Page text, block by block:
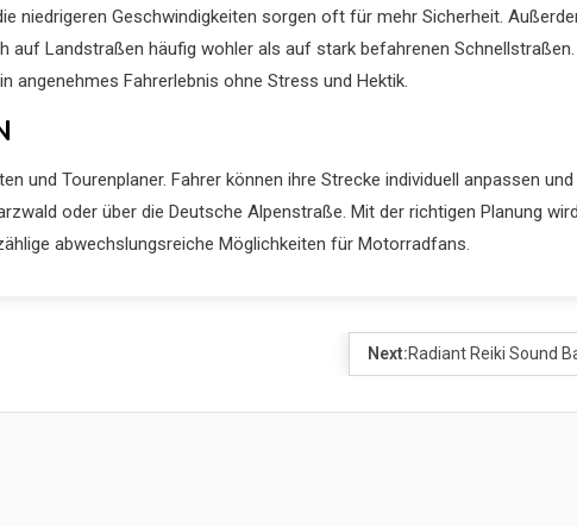
niedrigeren Geschwindigkeiten sorgen oft für mehr Sicherheit.
Landstraßen häufig wohler als auf stark befahrenen
angenehmes Fahrerlebnis ohne Stress und Hektik.
und Tourenplaner. Fahrer können ihre Strecke individuell anpassen
oder über die Deutsche Alpenstraße. Mit der richtigen Planung
abwechslungsreiche Möglichkeiten für Motorradfans.
Next:Radiant Reiki Sound